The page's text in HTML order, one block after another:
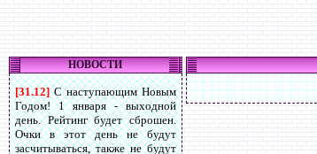
НОВОСТИ
[31.12]С наступающим Новым
Годом! 1 января - выходной
день. Рейтинг будет сброшен.
Очки в этот день не будут
засчитываться, также не будут